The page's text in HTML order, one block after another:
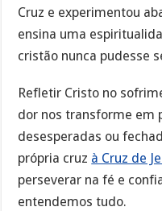
Cruz e experimentou
ensina uma
cristão nunca pudesse
Refletir Cristo no
dor nos transforme em
desesperadas ou
própria cruz à Cruz de
perseverar na fé e
entendemos tudo.